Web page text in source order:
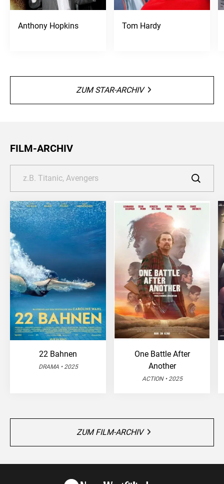
Anthony Hopkins Tom Hardy
ZUM STAR-ARCHIV
FILM-ARCHIV
22 Bahnen
DRAMA • 2025
One Battle After
Another
ACTION • 2025
ZUM FILM-ARCHIV